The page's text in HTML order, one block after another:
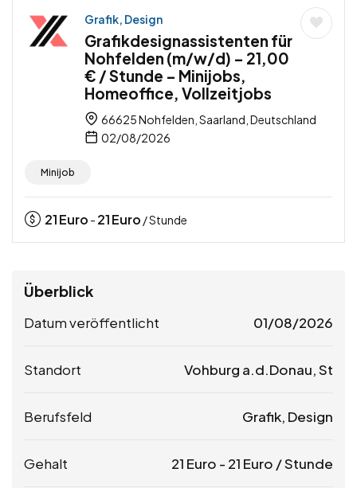
Grafik, Design
Grafikdesignassistenten für
Nohfelden (m/w/d) – 21,00
€ / Stunde – Minijobs,
Homeoffice, Vollzeitjobs
66625 Nohfelden, Saarland, Deutschland
02/08/2026
Minijob
21Euro - 21Euro / Stunde
Überblick
Datum veröffentlicht 01/08/2026
Standort Vohburg a.d.Donau, St
Berufsfeld Grafik, Design
Gehalt 21 Euro - 21 Euro / Stunde